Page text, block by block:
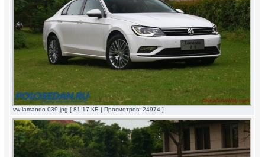
vw-lamando-039.jpg [ 81.17 КБ | Просмотров: 24974 ]